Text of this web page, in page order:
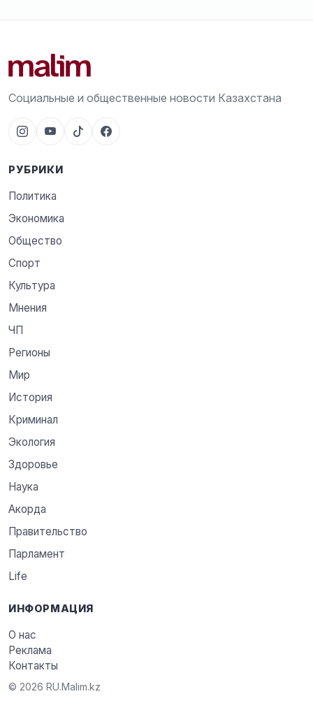
Социальные и общественные новости Казахстана
РУБРИКИ
Политика
Экономика
Общество
Спорт
Культура
Мнения
ЧП
Регионы
Мир
История
Криминал
Экология
Здоровье
Наука
Акорда
Правительство
Парламент
Life
ИНФОРМАЦИЯ
О нас
Реклама
Контакты
© 2026 RU.Malim.kz